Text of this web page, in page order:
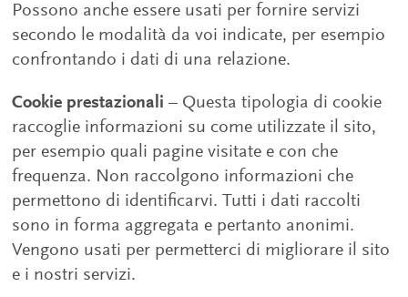
Possono anche essere usati per fornire servizi
secondo le modalità da voi indicate, per esempio
confrontando i dati di una relazione.
Cookie prestazionali – Questa tipologia di cookie
raccoglie informazioni su come utilizzate il sito,
per esempio quali pagine visitate e con che
frequenza. Non raccolgono informazioni che
permettono di identificarvi. Tutti i dati raccolti
sono in forma aggregata e pertanto anonimi.
Vengono usati per permetterci di migliorare il sito
e i nostri servizi.